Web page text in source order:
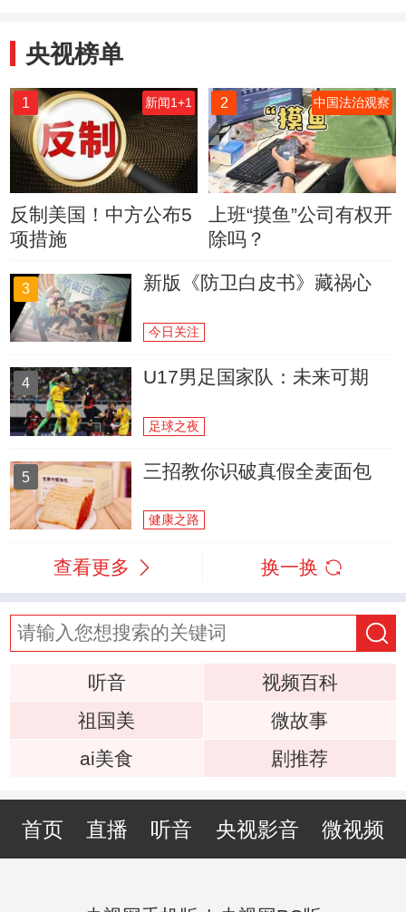
央视榜单
1 新闻1+1
反制美国！中方公布5
项措施
2 中国法治观察
上班“摸鱼”公司有权开
除吗？
3 新版《防卫白皮书》藏祸心
今日关注
4 U17男足国家队：未来可期
足球之夜
5 三招教你识破真假全麦面包
健康之路
查看更多 换一换
听音
视频百科
祖国美
微故事
ai美食
剧推荐
首页 直播 听音 央视影音 微视频